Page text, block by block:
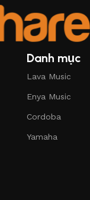
Danh mục
Lava Music
Enya Music
Cordoba
Yamaha